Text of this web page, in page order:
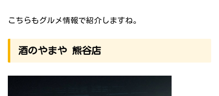
こちらもグルメ情報で紹介しますね。
酒のやまや 熊谷店